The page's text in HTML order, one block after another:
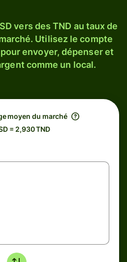
vers des TND au taux de
Utilisez le compte
envoyer, dépenser et
comme un local.
moyen du marché
= 2,930 TND